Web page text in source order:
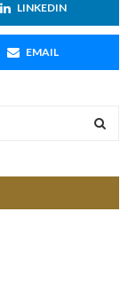
LINKEDIN
EMAIL